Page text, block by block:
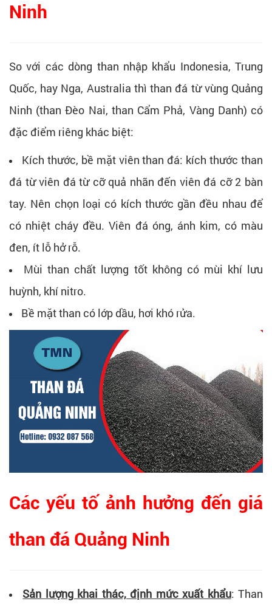
Ninh
So với các dòng than nhập khẩu Indonesia, Trung
Quốc, hay Nga, Australia thì than đá từ vùng Quảng
Ninh (than Đèo Nai, than Cẩm Phả, Vàng Danh) có
đặc điểm riêng khác biệt:
Kích thước, bề mặt viên than đá: kích thước than
đá từ viên đá từ cỡ quả nhãn đến viên đá cỡ 2 bàn
tay. Nên chọn loại có kích thước gần đều nhau để
có nhiệt cháy đều. Viên đá óng, ánh kim, có màu
đen, ít lỗ hở rỗ.
Mùi than chất lượng tốt không có mùi khí lưu
huỳnh, khí nitro.
Bề mặt than có lớp dầu, hơi khó rửa.
Các yếu tố ảnh hưởng đến giá
than đá Quảng Ninh
Sản lượng khai thác, định mức xuất khẩu: Than